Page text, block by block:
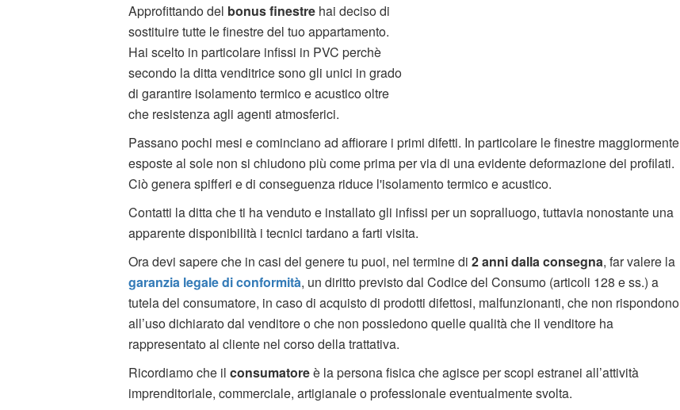
Approfittando del bonus finestre hai deciso di
sostituire tutte le finestre del tuo appartamento.
Hai scelto in particolare infissi in PVC perchè
secondo la ditta venditrice sono gli unici in grado
di garantire isolamento termico e acustico oltre
che resistenza agli agenti atmosferici.
Passano pochi mesi e cominciano ad affiorare i primi difetti. In particolare le finestre maggiormente
esposte al sole non si chiudono più come prima per via di una evidente deformazione dei profilati.
Ciò genera spifferi e di conseguenza riduce l'isolamento termico e acustico.
Contatti la ditta che ti ha venduto e installato gli infissi per un sopralluogo, tuttavia nonostante una
apparente disponibilità i tecnici tardano a farti visita.
Ora devi sapere che in casi del genere tu puoi, nel termine di 2 anni dalla consegna, far valere la
garanzia legale di conformità, un diritto previsto dal Codice del Consumo (articoli 128 e ss.) a
tutela del consumatore, in caso di acquisto di prodotti difettosi, malfunzionanti, che non rispondono
all’uso dichiarato dal venditore o che non possiedono quelle qualità che il venditore ha
rappresentato al cliente nel corso della trattativa.
Ricordiamo che il consumatoreè la persona fisica che agisce per scopi estranei all’attività
imprenditoriale, commerciale, artigianale o professionale eventualmente svolta.